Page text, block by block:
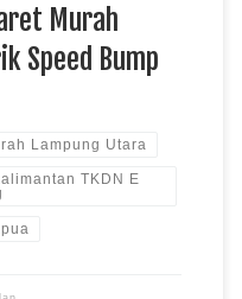
Murah
Speed Bump
Lampung Utara
TKDN E